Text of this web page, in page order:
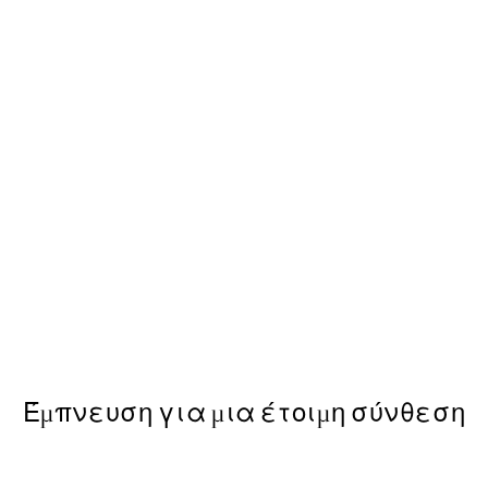
Έμπνευση για μια έτοιμη σύνθεση